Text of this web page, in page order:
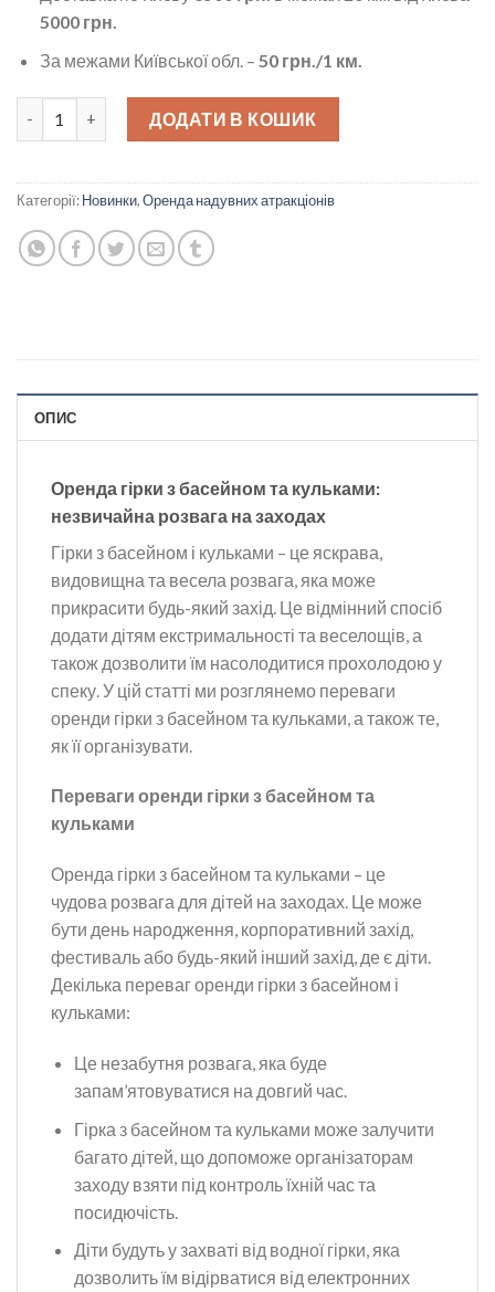
5000 грн.
За межами Київської обл. – 50 грн./1 км.
Гірка + Великий басейн із кульками кількість
ДОДАТИ В КОШИК
Категорії:Новинки,Оренда надувних атракціонів
ОПИС
Оренда гірки з басейном та кульками:
незвичайна розвага на заходах
Гірки з басейном і кульками – це яскрава,
видовищна та весела розвага, яка може
прикрасити будь-який захід. Це відмінний спосіб
додати дітям екстримальності та веселощів, а
також дозволити їм насолодитися прохолодою у
спеку. У цій статті ми розглянемо переваги
оренди гірки з басейном та кульками, а також те,
як її організувати.
Переваги оренди гірки з басейном та
кульками
Оренда гірки з басейном та кульками – це
чудова розвага для дітей на заходах. Це може
бути день народження, корпоративний захід,
фестиваль або будь-який інший захід, де є діти.
Декілька переваг оренди гірки з басейном і
кульками:
Це незабутня розвага, яка буде
запам’ятовуватися на довгий час.
Гірка з басейном та кульками може залучити
багато дітей, що допоможе організаторам
заходу взяти під контроль їхній час та
посидючість.
Діти будуть у захваті від водної гірки, яка
дозволить їм відірватися від електронних